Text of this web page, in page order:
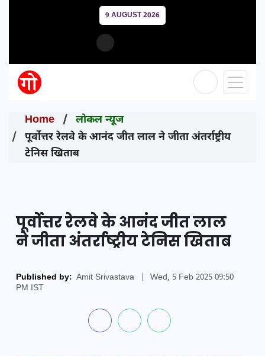
9 AUGUST 2026
Home
लोकल न्यूज
पूर्वोत्तर रेलवे के आनंद जीत लाल ने जीता अंतर्राष्ट्रीय
टेनिस खिताब
पूर्वोत्तर रेलवे के आनंद जीत लाल
ने जीता अंतर्राष्ट्रीय टेनिस खिताब
Published by: Amit Srivastava
Wed, 5 Feb 2025 09:50
PM IST